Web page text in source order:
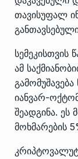
თავისუფალ
სემეკისთვის
ამ
იანვარ-
შეადგინა. ეს
მოხმარების